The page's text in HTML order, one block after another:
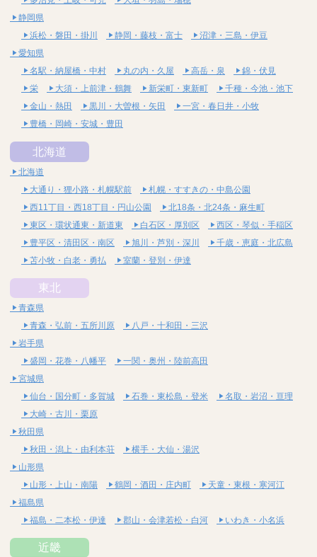
静岡県
浜松・磐田・掛川
静岡・藤枝・富士
沼津・三島・伊豆
愛知県
名駅・納屋橋・中村
丸の内・久屋 高岳・泉
錦・伏見
栄
大須・上前津・鶴舞 新栄町・東新町
千種・今池・池下
金山・熱田
黒川・大曽根・矢田
一宮・春日井・小牧
豊橋・岡崎・安城・豊田
北海道
北海道
大通り・狸小路・札幌駅前
札幌・すすきの・中島公園
西11丁目・西18丁目・円山公園
北18条・北24条・麻生町
東区・環状通東・新道東
白石区・厚別区
西区・琴似・手稲区
豊平区・清田区・南区
旭川・芦別・深川
千歳・恵庭・北広島
苫小牧・白老・勇払
室蘭・登別・伊達
東北
青森県
青森・弘前・五所川原
八戸・十和田・三沢
岩手県
盛岡・花巻・八幡平
一関・奥州・陸前高田
宮城県
仙台・国分町・多賀城
石巻・東松島・登米
名取・岩沼・亘理
大崎・古川・栗原
秋田県
秋田・潟上・由利本荘
横手・大仙・湯沢
山形県
山形・上山・南陽
鶴岡・酒田・庄内町
天童・東根・寒河江
福島県
福島・二本松・伊達
郡山・会津若松・白河 いわき・小名浜
近畿